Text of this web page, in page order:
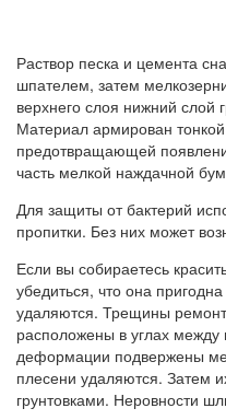
Раствор песка и цемента
шпателем, затем
верхнего слоя нижний слой
Материал армирован
предотвращающей
часть мелкой наждачной
Для защиты от бактерий
пропитки. Без них может
Если вы собираетесь
убедиться, что она
удаляются. Трещины
расположены в углах
деформации подвержены
плесени удаляются. Затем
грунтовками. Неровности